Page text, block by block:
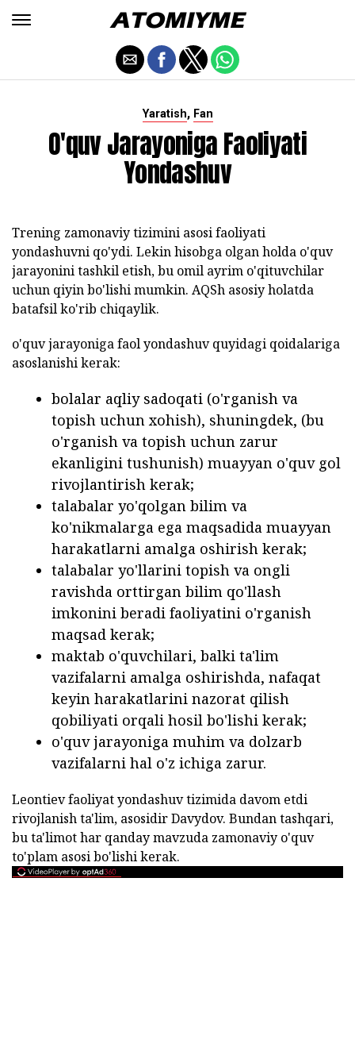
Yaratish, Fan
O'quv Jarayoniga Faoliyati
Yondashuv
Trening zamonaviy tizimini asosi faoliyati
yondashuvni qo'ydi. Lekin hisobga olgan holda o'quv
jarayonini tashkil etish, bu omil ayrim o'qituvchilar
uchun qiyin bo'lishi mumkin. AQSh asosiy holatda
batafsil ko'rib chiqaylik.
o'quv jarayoniga faol yondashuv quyidagi qoidalariga
asoslanishi kerak:
bolalar aqliy sadoqati (o'rganish va
topish uchun xohish), shuningdek, (bu
o'rganish va topish uchun zarur
ekanligini tushunish) muayyan o'quv gol
rivojlantirish kerak;
talabalar yo'qolgan bilim va
ko'nikmalarga ega maqsadida muayyan
harakatlarni amalga oshirish kerak;
talabalar yo'llarini topish va ongli
ravishda orttirgan bilim qo'llash
imkonini beradi faoliyatini o'rganish
maqsad kerak;
maktab o'quvchilari, balki ta'lim
vazifalarni amalga oshirishda, nafaqat
keyin harakatlarini nazorat qilish
qobiliyati orqali hosil bo'lishi kerak;
o'quv jarayoniga muhim va dolzarb
vazifalarni hal o'z ichiga zarur.
Leontiev faoliyat yondashuv tizimida davom etdi
rivojlanish ta'lim, asosidir Davydov. Bundan tashqari,
bu ta'limot har qanday mavzuda zamonaviy o'quv
to'plam asosi bo'lishi kerak.